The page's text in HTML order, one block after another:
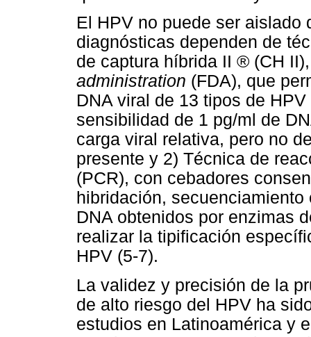
El HPV no puede ser aislado
diagnósticas dependen de
de captura híbrida II ® (CH
administration (FDA), que
DNA viral de 13 tipos de
sensibilidad de 1 pg/ml de
carga viral relativa, pero no
presente y 2) Técnica de
(PCR), con cebadores
hibridación,
DNA obtenidos por enzimas
realizar la tipificación
HPV (5-7).
La validez y precisión de la
de alto riesgo del HPV ha
estudios en Latinoamérica y